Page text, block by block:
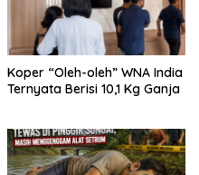
Koper “Oleh-oleh” WNA India
Ternyata Berisi 10,1 Kg Ganja